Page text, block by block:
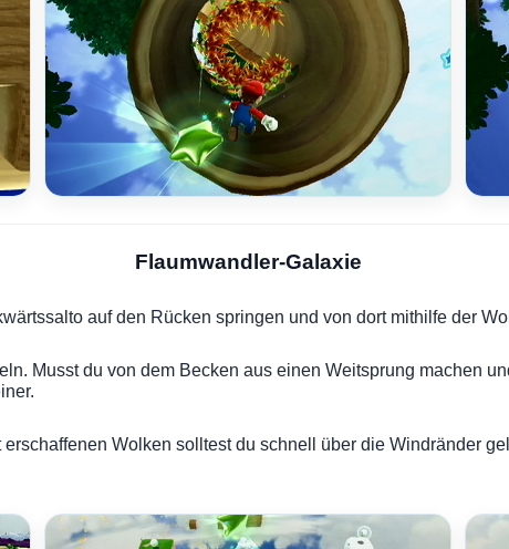
Flaumwandler-Galaxie
auf den Rücken springen und von dort mithilfe der
Musst du von dem Becken aus einen Weitsprung machen
Wolken solltest du schnell über die Windränder